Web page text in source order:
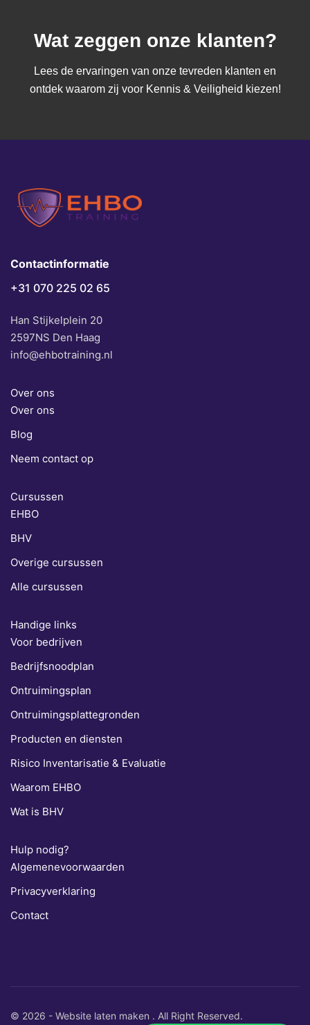
Wat zeggen onze klanten?
Lees de ervaringen van onze tevreden klanten en
ontdek waarom zij voor Kennis & Veiligheid kiezen!
Contactinformatie
+31 070 225 02 65
Han Stijkelplein 20
2597NS Den Haag
info@ehbotraining.nl
Over ons
Over ons
Blog
Neem contact op
Cursussen
EHBO
BHV
Overige cursussen
Alle cursussen
Handige links
Voor bedrijven
Bedrijfsnoodplan
Ontruimingsplan
Ontruimingsplattegronden
Producten en diensten
Risico Inventarisatie & Evaluatie
Waarom EHBO
Wat is BHV
Hulp nodig?
Algemenevoorwaarden
Privacyverklaring
Contact
© 2026 - Website laten maken . All Right Reserved.